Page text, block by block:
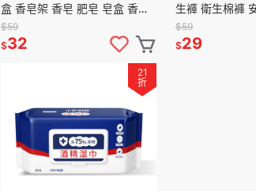
盒 香皂架 香皂 肥皂 皂盒 香皂
托 浴室 廚房 瀝水架【小麥購
物】【G517】
$59
$32
生褲 衛生棉褲
成人褲 褲型衛生
物】【S103】
$59
$29
21
折